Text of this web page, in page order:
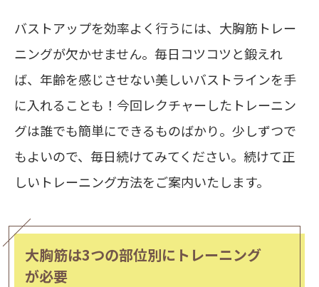
バストアップを効率よく行うには、大胸筋トレー
ニングが欠かせません。毎日コツコツと鍛えれ
ば、年齢を感じさせない美しいバストラインを手
に入れることも！今回レクチャーしたトレーニン
グは誰でも簡単にできるものばかり。少しずつで
もよいので、毎日続けてみてください。続けて正
しいトレーニング方法をご案内いたします。
大胸筋は3つの部位別にトレーニング
が必要